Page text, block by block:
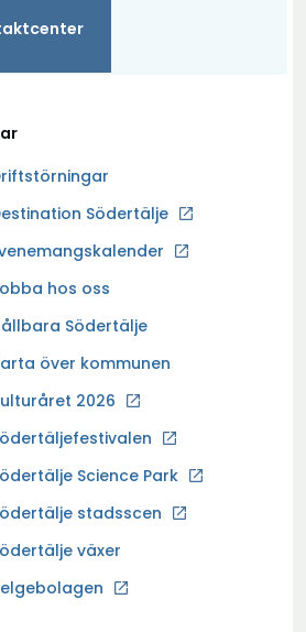
Södertälje
hos oss
Södertälje
över kommunen
2026
Science Park
stadsscen
växer